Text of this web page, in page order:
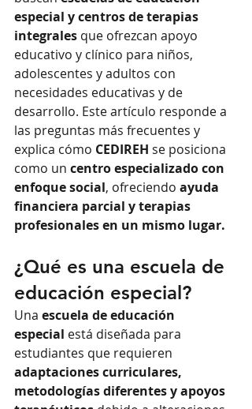
especial y centros de terapias
integrales que ofrezcan apoyo
educativo y clínico para niños,
adolescentes y adultos con
necesidades educativas y de
desarrollo. Este artículo responde a
las preguntas más frecuentes y
explica cómo CEDIREH se posiciona
como un centro especializado con
enfoque social, ofreciendo ayuda
financiera parcial y terapias
profesionales en un mismo lugar.
¿Qué es una escuela de
educación especial?
Una escuela de educación
especial está diseñada para
estudiantes que requieren
adaptaciones curriculares,
metodologías diferentes y apoyos